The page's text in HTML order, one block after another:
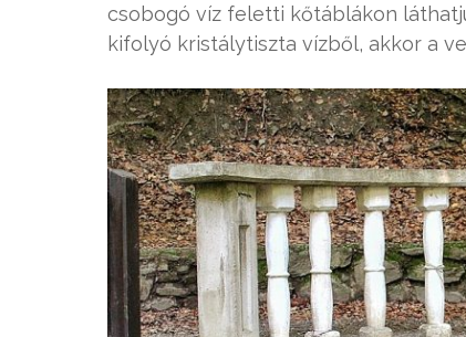
csobogó víz feletti kőtáblákon
kifolyó kristálytiszta vízből, akkor a